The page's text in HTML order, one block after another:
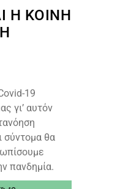
Η ΚΟΙΝΉ
19
γι’ αυτόν
σύντομα θα
πανδημία.